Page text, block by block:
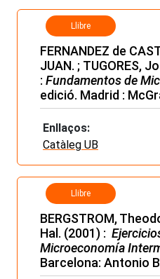
Llibre
FERNANDEZ de
JUAN. ; TUGORES,
: Fundamentos de
edició. Madrid :
Enllaços:
Catàleg UB
Llibre
BERGSTROM,
Hal. (2001) :
Microeconomía
Barcelona: Antonio